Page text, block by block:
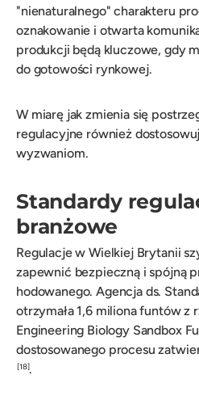
"nienaturalnego" charakteru
oznakowanie i otwarta
produkcji będą kluczowe, gdy
do gotowości rynkowej.
W miarę jak zmienia się
regulacyjne również
wyzwaniom.
Standardy
branżowe
Regulacje w Wielkiej Brytanii
zapewnić bezpieczną i spójną
hodowanego. Agencja ds.
otrzymała 1,6 miliona funtów z
Engineering Biology Sandbox
dostosowanego procesu
[18].